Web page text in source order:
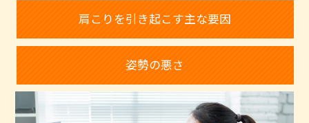
肩こりを引き起こす主な要因
姿勢の悪さ